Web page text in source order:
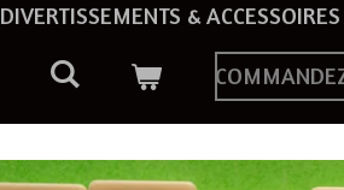
DIVERTISSEMENTS & ACCESSOIRES